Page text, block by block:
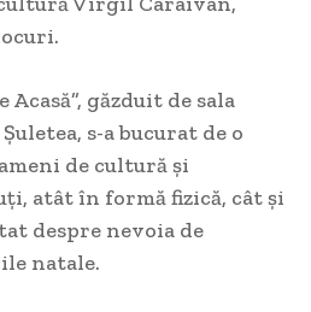
Acasă”, găzduit de sala
s-a bucurat de o
de cultură și
atât în formă fizică, cât și
despre nevoia de
natale.